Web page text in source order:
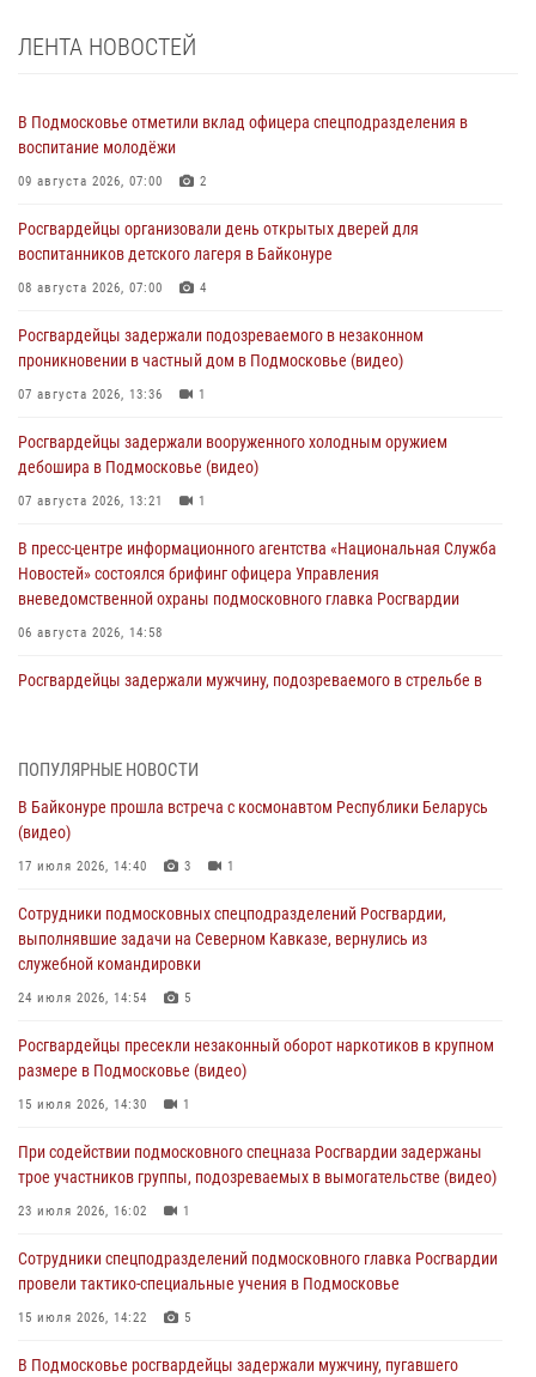
ЛЕНТА НОВОСТЕЙ
В Подмосковье отметили вклад офицера спецподразделения в
воспитание молодёжи
09 августа 2026, 07:00 2
Росгвардейцы организовали день открытых дверей для
воспитанников детского лагеря в Байконуре
08 августа 2026, 07:00 4
Росгвардейцы задержали подозреваемого в незаконном
проникновении в частный дом в Подмосковье (видео)
07 августа 2026, 13:36 1
Росгвардейцы задержали вооруженного холодным оружием
дебошира в Подмосковье (видео)
07 августа 2026, 13:21 1
В пресс-центре информационного агентства «Национальная Служба
Новостей» состоялся брифинг офицера Управления
вневедомственной охраны подмосковного главка Росгвардии
06 августа 2026, 14:58
Росгвардейцы задержали мужчину, подозреваемого в стрельбе в
Подмосковье
05 августа 2026, 15:52
подозреваемые в организации незаконной миграции и
изготовлении поддельных документов (видео)
05 августа 2026, 15:48
отработали навыки огневой подготовки на комплексных учениях
04 августа 2026, 12:21 4
сигналам «Тревога» с охраняемых объектов в Подмосковье
04 августа 2026, 12:15
ПОПУЛЯРНЫЕ НОВОСТИ
В Байконуре прошла встреча с космонавтом Республики Беларусь
(видео)
17 июля 2026, 14:40 3 1
Сотрудники подмосковных спецподразделений Росгвардии,
выполнявшие задачи на Северном Кавказе, вернулись из
служебной командировки
24 июля 2026, 14:54 5
Росгвардейцы пресекли незаконный оборот наркотиков в крупном
размере в Подмосковье (видео)
15 июля 2026, 14:30 1
При содействии подмосковного спецназа Росгвардии задержаны
трое участников группы, подозреваемых в вымогательстве (видео)
23 июля 2026, 16:02 1
Сотрудники спецподразделений подмосковного главка Росгвардии
провели тактико-специальные учения в Подмосковье
15 июля 2026, 14:22 5
В Подмосковье росгвардейцы задержали мужчину, пугавшего